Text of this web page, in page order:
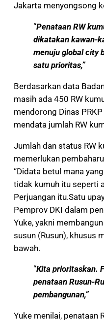
Jakarta menyongsong
“Penataan RW
dikatakan kawan-
menuju global city
satu prioritas,”
Berdasarkan data
masih ada 450 RW
mendorong Dinas
mendata jumlah RW
Jumlah dan status RW
memerlukan
“Didata betul mana
tidak kumuh itu seperti
Perjuangan itu.Satu
Pemprov DKI dalam
Yuke, yakni
susun (Rusun), khusus
bawah.
“Kita prioritaskan.
penataan Rusun-
pembangunan,”
Yuke menilai, penataan